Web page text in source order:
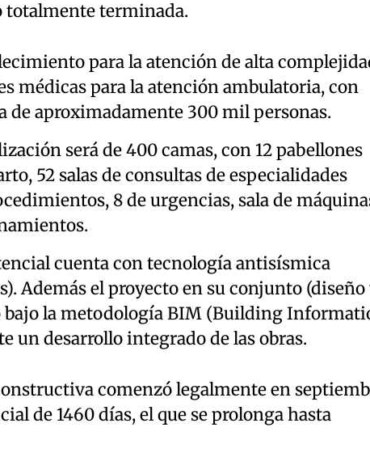
totalmente terminada.
para la atención de alta
médicas para la atención ambulatoria, con
de aproximadamente 300 mil personas.
será de 400 camas, con 12 pabellones
52 salas de consultas de especialidades
8 de urgencias, sala de
cuenta con tecnología antisísmica
Además el proyecto en su conjunto (diseño
bajo la metodología BIM (Building
un desarrollo integrado de las obras.
comenzó legalmente en
de 1460 días, el que se prolonga hasta